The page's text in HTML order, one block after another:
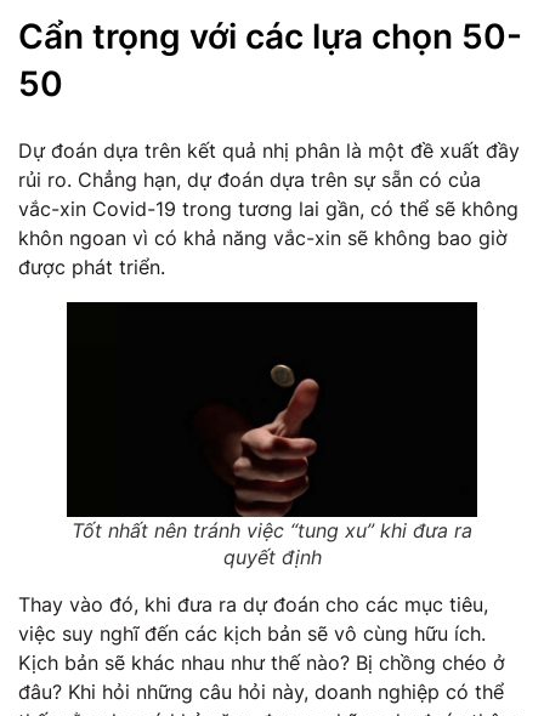
Cẩn trọng với các lựa chọn 50-
50
Dự đoán dựa trên kết quả nhị phân là một đề xuất đầy
rủi ro. Chẳng hạn, dự đoán dựa trên sự sẵn có của
vắc-xin Covid-19 trong tương lai gần, có thể sẽ không
khôn ngoan vì có khả năng vắc-xin sẽ không bao giờ
được phát triển.
Tốt nhất nên tránh việc “tung xu” khi đưa ra
quyết định
Thay vào đó, khi đưa ra dự đoán cho các mục tiêu,
việc suy nghĩ đến các kịch bản sẽ vô cùng hữu ích.
Kịch bản sẽ khác nhau như thế nào? Bị chồng chéo ở
đâu? Khi hỏi những câu hỏi này, doanh nghiệp có thể